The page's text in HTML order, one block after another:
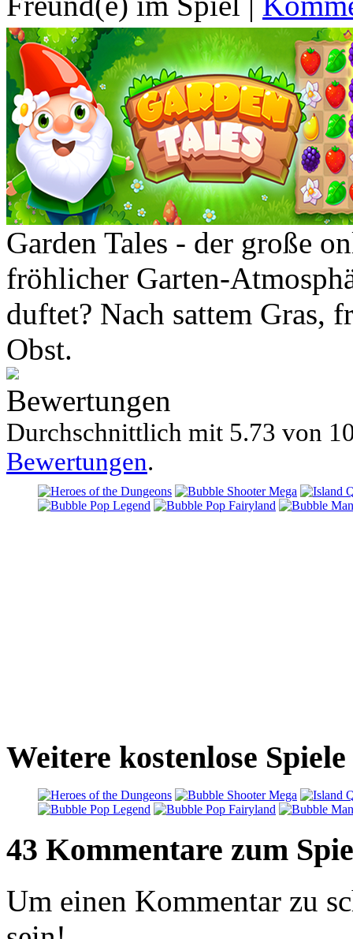
Garden Tales - der große
fröhlicher Garten-
duftet? Nach sattem Gras,
Obst.
Bewertungen
Durchschnittlich mit 5.73 von
Bewertungen.
Weitere kostenlose
43 Kommentare zum
Um einen Kommentar zu